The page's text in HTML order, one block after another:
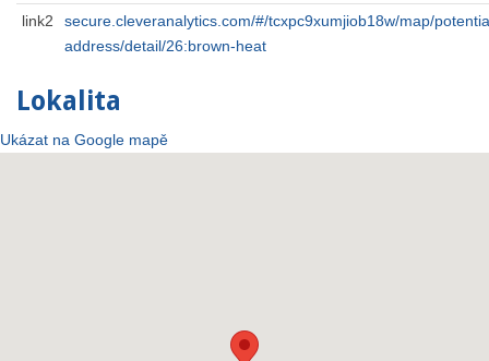
link2
secure.cleveranalytics.com/#/tcxpc9xumjiob18w/map/
address/detail/26:brown-heat
Lokalita
Ukázat na Google mapě